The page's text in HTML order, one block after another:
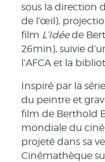
sous la direction
de l’œil),
film L’Idéede
26min), suivie
l’AFCA et la
Inspiré par la
du peintre et
film de Berthold
mondiale du
projeté dans sa
Cinémathèque